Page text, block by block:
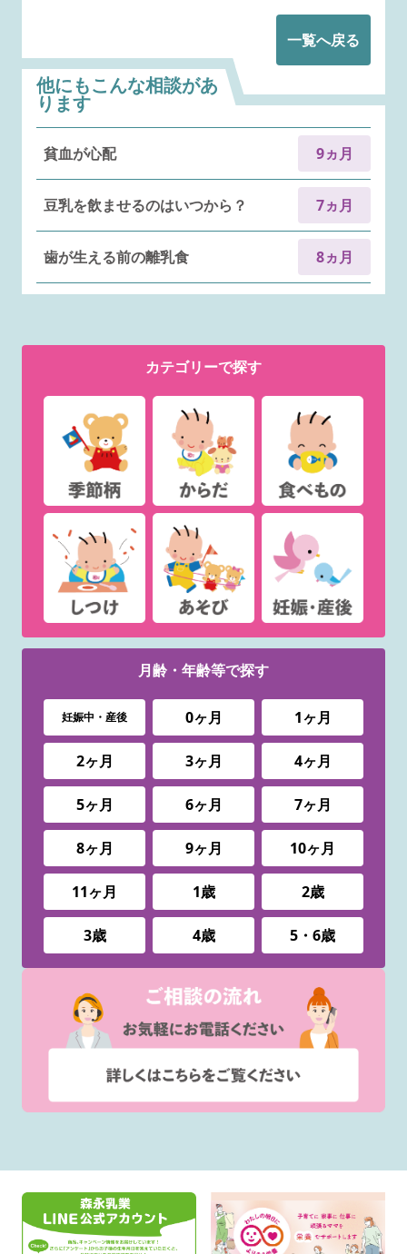
カテゴリーで探す
月齢・年齢等で探す
妊娠中・産後 0ヶ月 1ヶ月
2ヶ月 3ヶ月 4ヶ月
5ヶ月 6ヶ月 7ヶ月
8ヶ月 9ヶ月 10ヶ月
11ヶ月 1歳 2歳
3歳 4歳 5・6歳
一覧へ戻る
他にもこんな相談があ
ります
貧血が心配 9ヵ月
豆乳を飲ませるのはいつから？ 7ヵ月
歯が生える前の離乳食 8ヵ月